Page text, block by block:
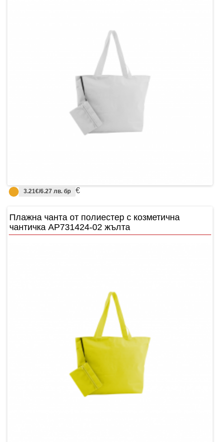
3.21€/6.27 лв. бр €
Плажнa чантa от полиестер с козметична
чантичка AP731424-02 жълта